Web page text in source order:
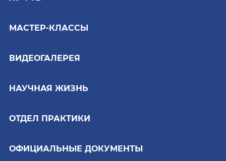
МАСТЕР-КЛАССЫ
ВИДЕОГАЛЕРЕЯ
НАУЧНАЯ ЖИЗНЬ
ОТДЕЛ ПРАКТИКИ
ОФИЦИАЛЬНЫЕ ДОКУМЕНТЫ